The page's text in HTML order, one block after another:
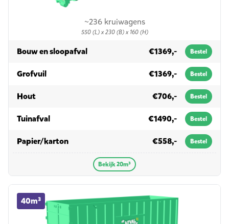
~236 kruiwagens
550 (L) x 230 (B) x 160 (H)
Bouw en sloopafvalin 20m³ €1369,- Bestel
Grofvuilin 20m³ €1369,- Bestel
Houtin 20m³ €706,- Bestel
Tuinafvalin 20m³ €1490,- Bestel
Papier/kartonin 20m³ €558,- Bestel
Bekijk 20m³
40m³
40m³ container huren